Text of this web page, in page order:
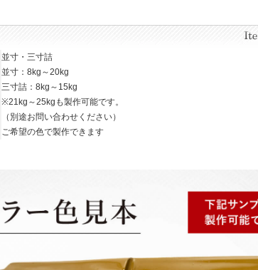
並寸・三寸詰
並寸：8kg～20kg
三寸詰：8kg～15kg
※21kg～25kgも製作可能です。
（別途お問い合わせください）
ご希望の色で製作できます